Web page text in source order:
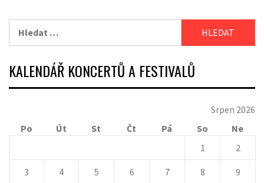
KALENDÁŘ KONCERTŮ A FESTIVALŮ
Srpen 2026
Po
Út St Čt Pá So
Ne
1
2
3 4 5 6 7 8 9